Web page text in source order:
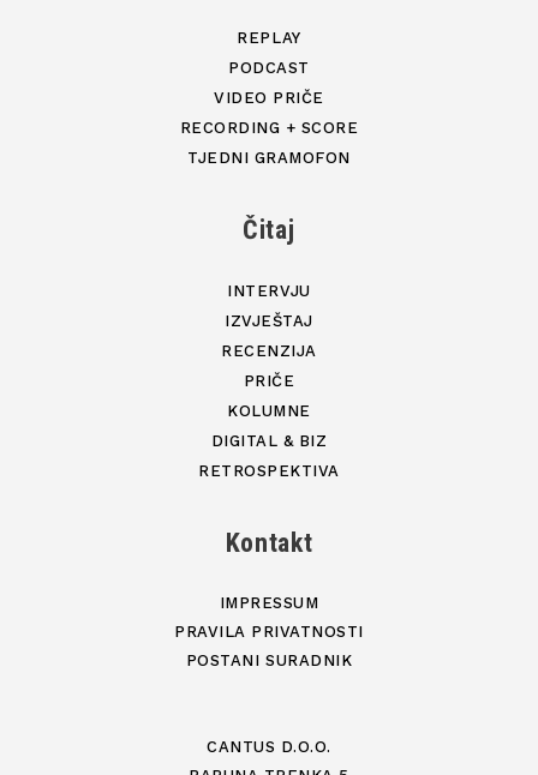
REPLAY
PODCAST
VIDEO PRIČE
RECORDING + SCORE
TJEDNI GRAMOFON
Čitaj
INTERVJU
IZVJEŠTAJ
RECENZIJA
PRIČE
KOLUMNE
DIGITAL & BIZ
RETROSPEKTIVA
Kontakt
IMPRESSUM
PRAVILA PRIVATNOSTI
POSTANI SURADNIK
CANTUS D.O.O.